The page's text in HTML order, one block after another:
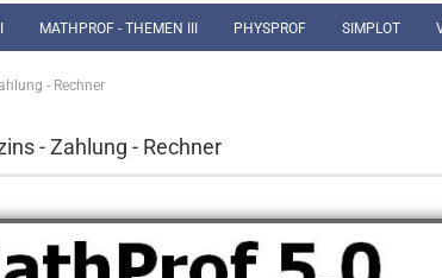
MATHPROF - THEMEN III PHYSPROF SIMPLOT
- Rechner
- Zahlung - Rechner